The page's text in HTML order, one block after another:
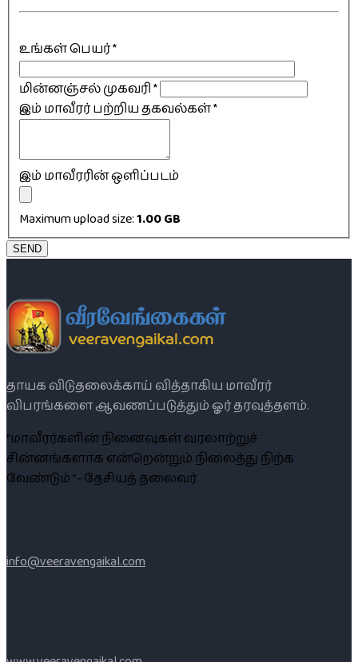
உங்கள் பெயர்*
மின்னஞ்சல் முகவரி*
இம் மாவீரர் பற்றிய தகவல்கள்*
இம் மாவீரரின் ஒளிப்படம்
Maximum upload size:1.00 GB
SEND
தாயக விடுதலைக்காய் வித்தாகிய மாவீரர்
விபரங்களை ஆவணப்படுத்தும் ஓர் தரவுத்தளம்.
“மாவீரர்களின் நினைவுகள் வரலாற்றுச்
சின்னங்களாக என்றென்றும் நிலைத்து நிற்க
வேண்டும் ”- தேசியத் தலைவர்
info@veeravengaikal.com